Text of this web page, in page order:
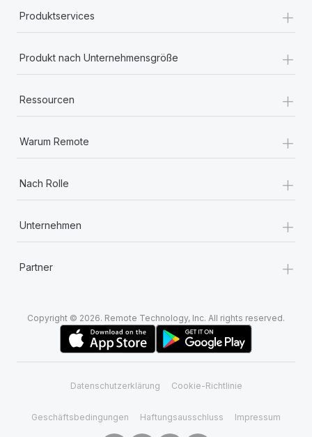
Produktservices +
Produkt nach Unternehmensgröße +
Ressourcen +
Warum Remote +
Nach Rolle +
Unternehmen +
Partner +
Copyright © 2026. Remote Technology, Inc. All rights reserved.
Datenschutzerklärung Cookie-Richtlinie
Geschäftsbedingungen Haftungsausschluss Impressum